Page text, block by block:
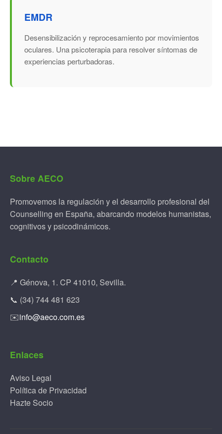
EMDR
Desensibilización y reprocesamiento por movimientos
oculares. Una psicoterapia para resolver síntomas de
experiencias perturbadoras.
Sobre AECO
Promovemos la regulación y el desarrollo profesional del
Counselling en España, abarcando modelos humanistas,
cognitivos y psicodinámicos.
Contacto
📍 Génova, 1. CP 41010, Sevilla.
📞 (34) 744 481 623
✉️info@aeco.com.es
Enlaces
Aviso Legal
Política de Privacidad
Hazte Socio